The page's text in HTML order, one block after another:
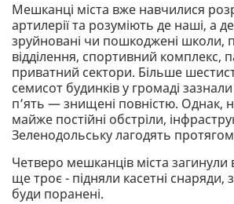
Мешканці міста вже навчилися
артилерії та розуміють де наші, а
зруйновані чи пошкоджені школи,
відділення, спортивний комплекс,
приватний сектори. Більше
семисот будинків у громаді
п’ять — знищені повністю. Однак,
майже постійні обстріли,
Зеленодольську лагодять
Четверо мешканців міста загинули
ще троє - підняли касетні снаряди,
буди поранені.